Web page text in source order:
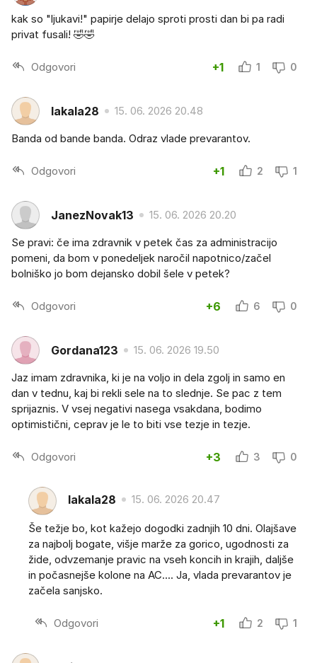
kak so "ljukavi!" papirje delajo sproti prosti dan bi pa radi
privat fusali! 🤣🤣
Odgovori +1 1 0
lakala28 15. 06. 2026 20.48
Banda od bande banda. Odraz vlade prevarantov.
Odgovori +1 2 1
JanezNovak13 15. 06. 2026 20.20
Se pravi: če ima zdravnik v petek čas za administracijo
pomeni, da bom v ponedeljek naročil napotnico/začel
bolniško jo bom dejansko dobil šele v petek?
Odgovori +6 6 0
Gordana123 15. 06. 2026 19.50
Jaz imam zdravnika, ki je na voljo in dela zgolj in samo en
dan v tednu, kaj bi rekli sele na to slednje. Se pac z tem
sprijaznis. V vsej negativi nasega vsakdana, bodimo
optimistični, ceprav je le to biti vse tezje in tezje.
Odgovori +3 3 0
lakala28 15. 06. 2026 20.47
Še težje bo, kot kažejo dogodki zadnjih 10 dni. Olajšave
za najbolj bogate, višje marže za gorico, ugodnosti za
žide, odvzemanje pravic na vseh koncih in krajih, daljše
in počasnejše kolone na AC.... Ja, vlada prevarantov je
začela sanjsko.
Odgovori +1 2 1